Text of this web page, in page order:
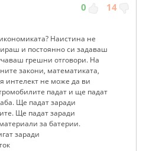
0 14
Наистина не
и постоянно си задаваш
грешни отговори. На
закони, математиката,
интелект не може да ви
падат и ще падат
Ще падат заради
Ще падат заради
за батерии.
заради